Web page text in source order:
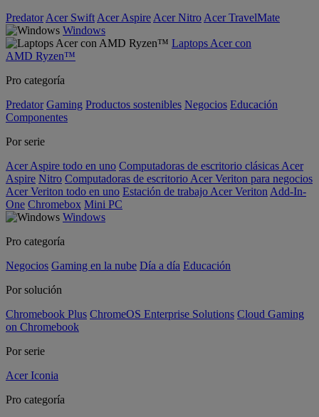
Predator Acer Swift Acer Aspire Acer Nitro Acer TravelMate
Windows
Laptops Acer con
AMD Ryzen™
Pro categoría
Predator Gaming Productos sostenibles Negocios Educación
Componentes
Por serie
Acer Aspire todo en uno Computadoras de escritorio clásicas Acer
Aspire Nitro Computadoras de escritorio Acer Veriton para negocios
Acer Veriton todo en uno Estación de trabajo Acer Veriton Add-In-
One Chromebox Mini PC
Windows
Pro categoría
Negocios Gaming en la nube Día a día Educación
Por solución
Chromebook Plus ChromeOS Enterprise Solutions Cloud Gaming
on Chromebook
Por serie
Acer Iconia
Pro categoría